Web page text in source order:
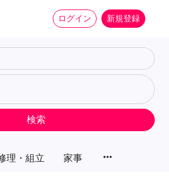
ログイン 新規登録
理・組立 家事 more_horiz
検索